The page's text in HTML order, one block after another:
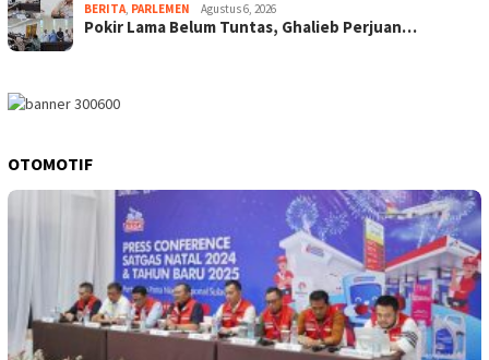
BERITA, PARLEMEN Agustus 6, 2026
Pokir Lama Belum Tuntas, Ghalieb Perjuan…
OTOMOTIF